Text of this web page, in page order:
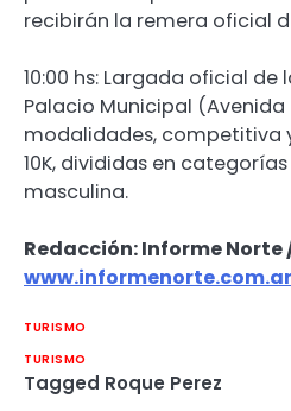
recibirán la remera oficial
10:00 hs: Largada oficial
Palacio Municipal (Avenida
modalidades, competitiva
10K, divididas en
masculina.
Redacción: Informe Norte
www.informenorte.com.ar
TURISMO
TURISMO
Tagged Roque Perez